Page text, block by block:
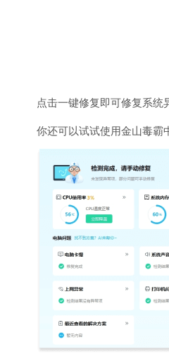
点击一键修复即可修复系统
你还可以试试使用金山毒霸